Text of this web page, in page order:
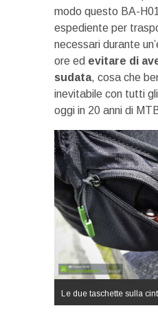
modo questo BA-
espediente per
necessari durante
ore ed evitare di
sudata, cosa che
inevitabile con tutti
oggi in 20 anni di
Le due taschette sulla